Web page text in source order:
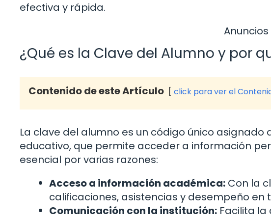
efectiva y rápida.
Anuncios
¿Qué es la Clave del Alumno y por
Contenido de este Artículo click para ver el
La clave del alumno es un código único
educativo, que permite acceder a información
esencial por varias razones:
Acceso a información académica: Con la
calificaciones, asistencias y desempeño en
Comunicación con la institución: Facilita